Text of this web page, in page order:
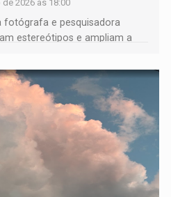
2026 às 18:00
fotógrafa e pesquisadora
estereótipos e ampliam a